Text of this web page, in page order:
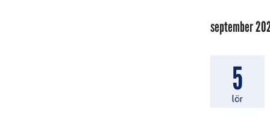
september
lör
5